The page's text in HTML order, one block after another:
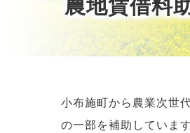
農地賃借料
小布施町から農業次世
の一部を補助しています